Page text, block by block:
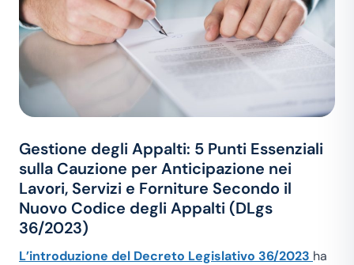
Gestione degli Appalti: 5 Punti Essenziali
sulla Cauzione per Anticipazione nei
Lavori, Servizi e Forniture Secondo il
Nuovo Codice degli Appalti (DLgs
36/2023)
L’introduzione del Decreto Legislativo 36/2023 ha